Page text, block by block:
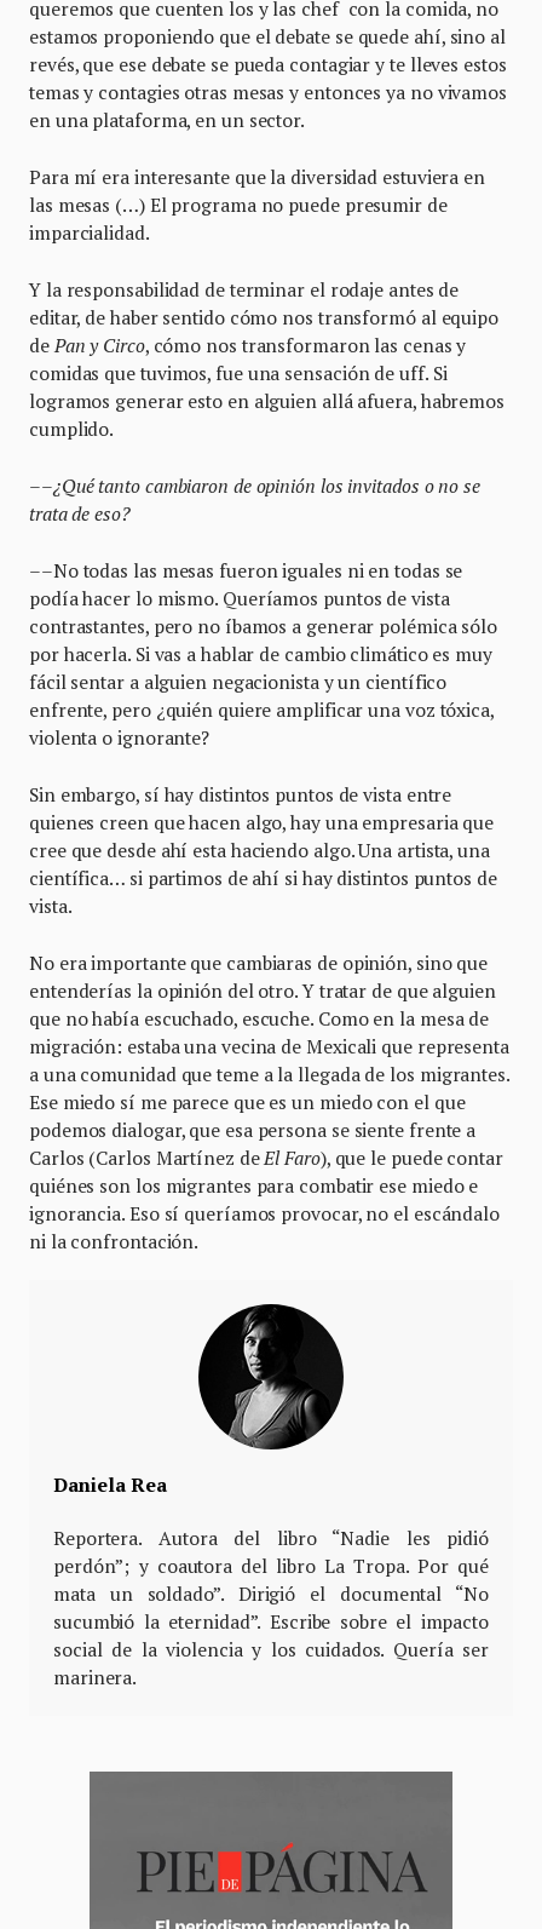
queremos que cuenten los y las chef con la comida, no
estamos proponiendo que el debate se quede ahí, sino al
revés, que ese debate se pueda contagiar y te lleves estos
temas y contagies otras mesas y entonces ya no vivamos
en una plataforma, en un sector.
Para mí era interesante que la diversidad estuviera en
las mesas (…) El programa no puede presumir de
imparcialidad.
Y la responsabilidad de terminar el rodaje antes de
editar, de haber sentido cómo nos transformó al equipo
dePan y Circo, cómo nos transformaron las cenas y
comidas que tuvimos, fue una sensación de uff. Si
logramos generar esto en alguien allá afuera, habremos
cumplido.
––¿Qué tanto cambiaron de opinión los invitados o no se
trata de eso?
––No todas las mesas fueron iguales ni en todas se
podía hacer lo mismo. Queríamos puntos de vista
contrastantes, pero no íbamos a generar polémica sólo
por hacerla. Si vas a hablar de cambio climático es muy
fácil sentar a alguien negacionista y un científico
enfrente, pero ¿quién quiere amplificar una voz tóxica,
violenta o ignorante?
Sin embargo, sí hay distintos puntos de vista entre
quienes creen que hacen algo, hay una empresaria que
cree que desde ahí esta haciendo algo. Una artista, una
científica… si partimos de ahí si hay distintos puntos de
vista.
No era importante que cambiaras de opinión, sino que
entenderías la opinión del otro. Y tratar de que alguien
que no había escuchado, escuche. Como en la mesa de
migración: estaba una vecina de Mexicali que representa
a una comunidad que teme a la llegada de los migrantes.
Ese miedo sí me parece que es un miedo con el que
podemos dialogar, que esa persona se siente frente a
Carlos (Carlos Martínez deEl Faro), que le puede contar
quiénes son los migrantes para combatir ese miedo e
ignorancia. Eso sí queríamos provocar, no el escándalo
ni la confrontación.
Daniela Rea
Reportera. Autora del libro “Nadie les pidió
perdón”; y coautora del libro La Tropa. Por qué
mata un soldado”. Dirigió el documental “No
sucumbió la eternidad”. Escribe sobre el impacto
social de la violencia y los cuidados. Quería ser
marinera.